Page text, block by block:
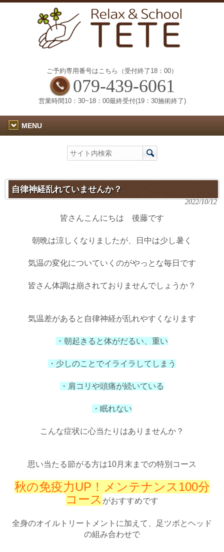
ご予約専用番号はこちら（受付終了18：00）
079-439-6061
営業時間10：30~18：00最終受付(19：30施術終了)
MENU
自律神経乱れていませんか？
2022/10/12
皆さんこんにちは 後藤です
朝晩は涼しくなりましたが、日中は少し暑く
気温の変化についていくのがやっとな毎日です
皆さん体調は崩されておりませんでしょうか？
気温差があると自律神経が乱れやすくなります
・朝起きると体がだるい、重い
・少しのことでイライラしてしまう
・肩コリや頭痛が続いている
・眠れない
こんな症状に心当たりはありませんか？
思い当たる節がる方は10月末までの特別コース
秋の免疫力UP！メンテナンス100分
コース がおすすめです
全身のオイルトリートメントに加えて、足ツボとヘッド
の組み合わせで